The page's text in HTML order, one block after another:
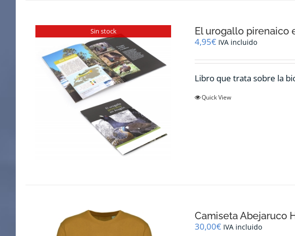
Sin stock El urogallo pirenaico
4,95€ IVA incluido
Libro que trata sobre la
Quick View
Camiseta Abejaruco
30,00€ IVA incluido